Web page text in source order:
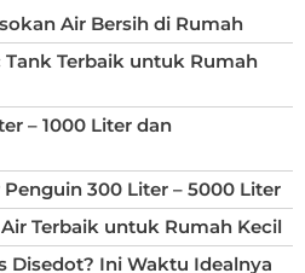
Air Bersih di Rumah
Terbaik untuk Rumah
– 1000 Liter dan
300 Liter – 5000 Liter
Terbaik untuk Rumah Kecil
Disedot? Ini Waktu Idealnya